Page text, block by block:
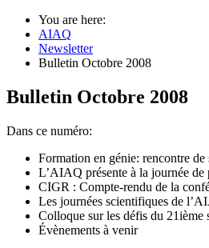
You are here:
AIAQ
Newsletter
Bulletin Octobre 2008
Bulletin Octobre 2008
Dans ce numéro:
Formation en génie: rencontre de
L’AIAQ présente à la journée
CIGR : Compte-rendu de la
Les journées scientifiques de
Colloque sur les défis du 21ième
Évènements à venir